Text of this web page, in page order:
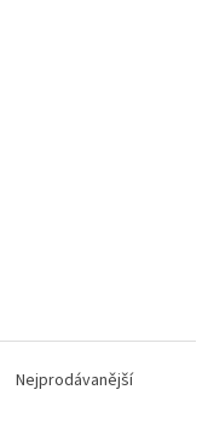
Nejprodávanější